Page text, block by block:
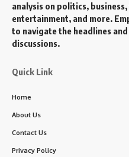
analysis on politics,
entertainment, and more.
to navigate the headlines
discussions.
Quick Link
Home
About Us
Contact Us
Privacy Policy